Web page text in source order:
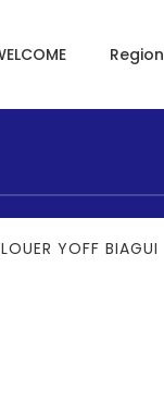
Region
YOFF BIAGUI